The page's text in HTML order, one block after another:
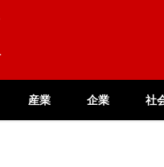
産業 企業 社